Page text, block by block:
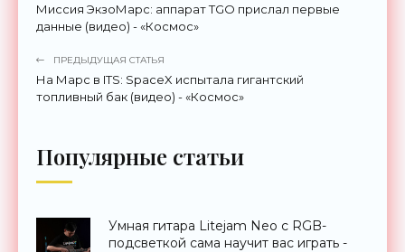
Миссия ЭкзоМарс: аппарат TGO прислал первые
данные (видео) - «Космос»
ПРЕДЫДУЩАЯ СТАТЬЯ
На Марс в ITS: SpaceX испытала гигантский
топливный бак (видео) - «Космос»
Популярные статьи
Умная гитара Litejam Neo с RGB-
подсветкой сама научит вас играть -